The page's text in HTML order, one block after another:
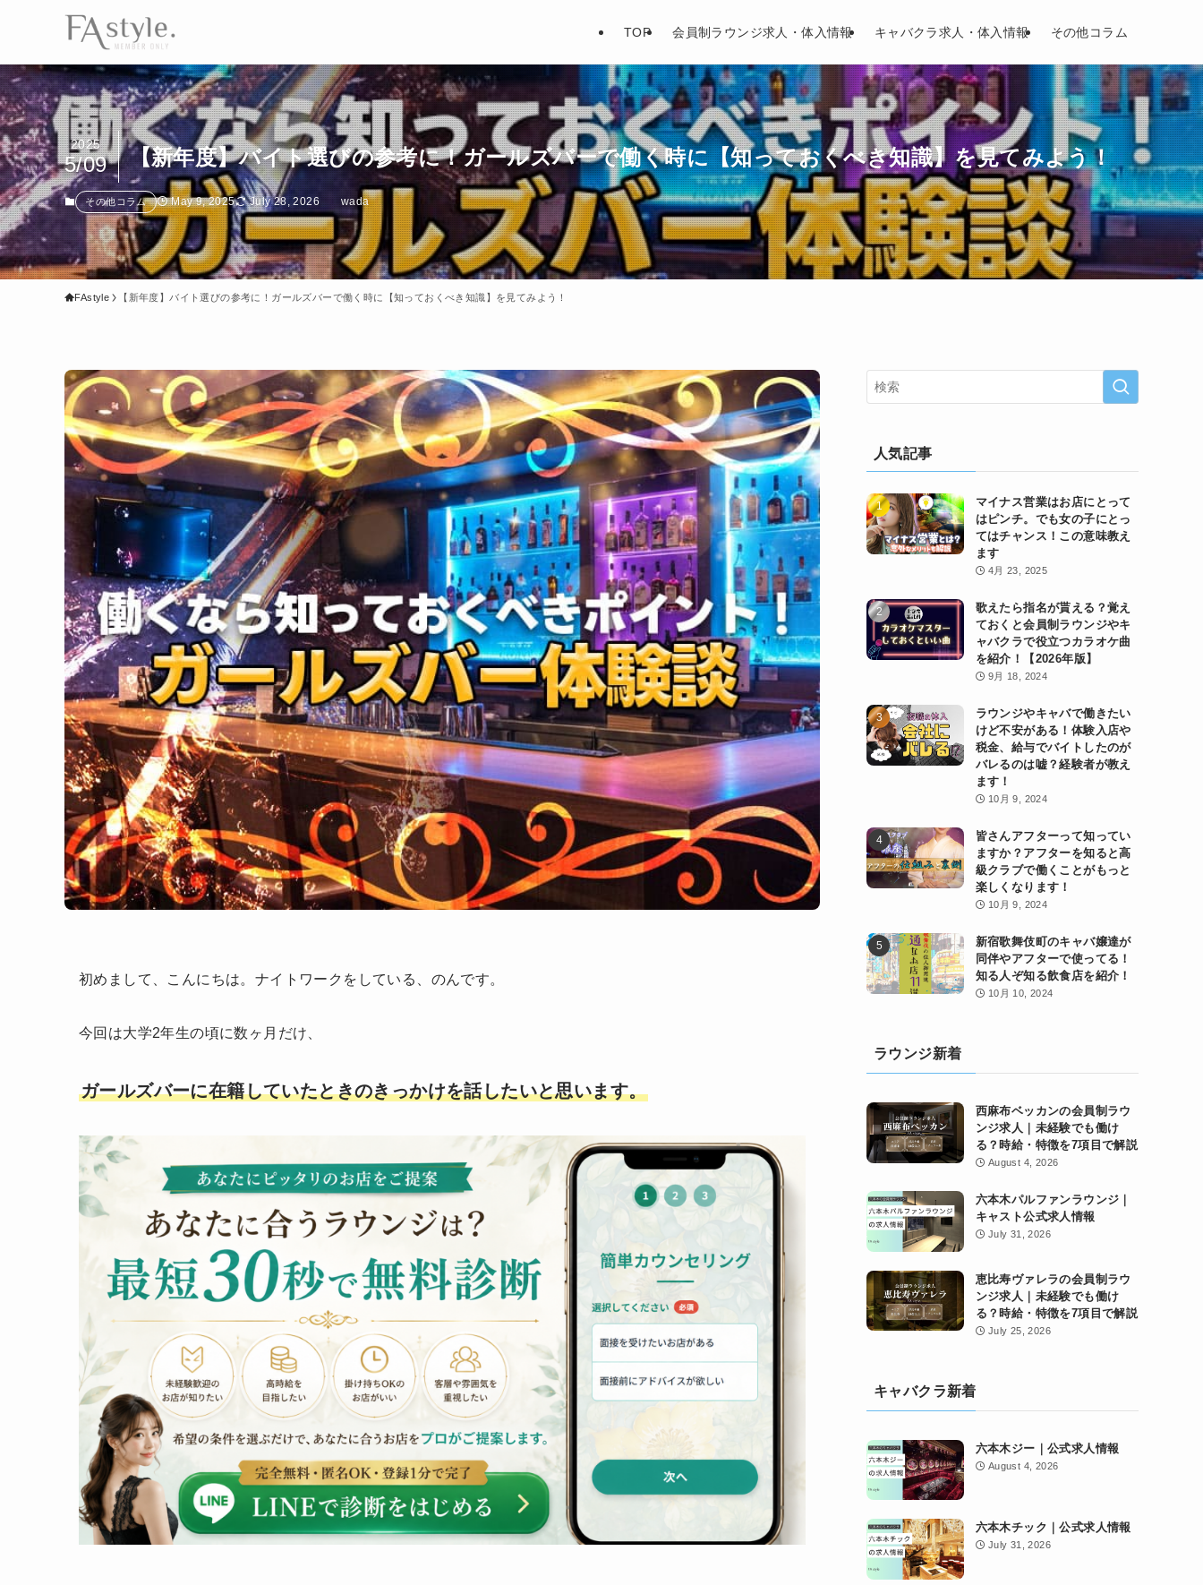
TOP 会員制ラウンジ求人・体入情報 キャバクラ求人・体入情報 その他コラム
【新年度】バイト選びの参考に！ガールズバーで働く時に【知っておくべき知識】を見てみよう！
2025
5/09
その他コラム May 9, 2025 July 28, 2026 wada
FAstyle 【新年度】バイト選びの参考に！ガールズバーで働く時に【知っておくべき知識】を見てみよう！
初めまして、こんにちは。ナイトワークをしている、のんです。
今回は大学2年生の頃に数ヶ月だけ、
ガールズバーに在籍していたときのきっかけを話したいと思います。
人気記事
マイナス営業はお店にとって
はピンチ。でも女の子にとっ
てはチャンス！この意味教え
ます
4月 23, 2025
歌えたら指名が貰える？覚え
ておくと会員制ラウンジやキ
ャバクラで役立つカラオケ曲
を紹介！【2026年版】
9月 18, 2024
ラウンジやキャバで働きたい
けど不安がある！体験入店や
税金、給与でバイトしたのが
バレるのは嘘？経験者が教え
ます！
10月 9, 2024
皆さんアフターって知ってい
ますか？アフターを知ると高
級クラブで働くことがもっと
楽しくなります！
10月 9, 2024
新宿歌舞伎町のキャバ嬢達が
同伴やアフターで使ってる！
知る人ぞ知る飲食店を紹介！
10月 10, 2024
ラウンジ新着
西麻布ベッカンの会員制ラウ
ンジ求人｜未経験でも働け
る？時給・特徴を7項目で解説
August 4, 2026
六本木パルファンラウンジ｜
キャスト公式求人情報
July 31, 2026
恵比寿ヴァレラの会員制ラウ
ンジ求人｜未経験でも働け
る？時給・特徴を7項目で解説
July 25, 2026
キャバクラ新着
六本木ジー｜公式求人情報
August 4, 2026
六本木チック｜公式求人情報
July 31, 2026